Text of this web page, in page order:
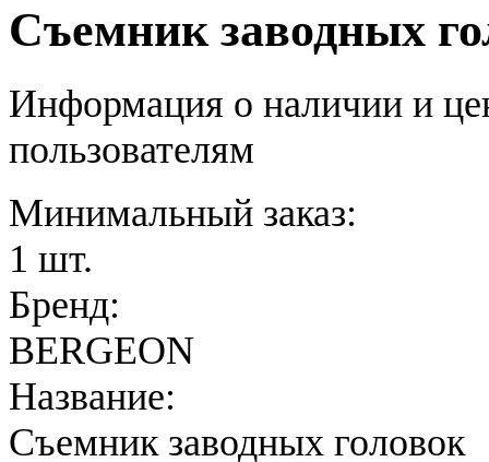
Съемник заводных
Информация о наличии и
пользователям
Минимальный заказ:
1 шт.
Бренд:
BERGEON
Название:
Съемник заводных головок